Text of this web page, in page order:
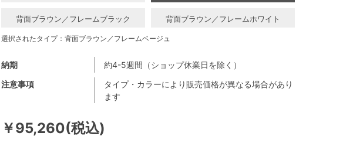
￥95,260(税込)
注意事項
タイプ・カラーにより販売価格が異なる場合があり
ます
納期 約4-5週間（ショップ休業日を除く）
背面ブラウン／フレームブラック 背面ブラウン／フレームホワイト
選択されたタイプ：背面ブラウン／フレームベージュ